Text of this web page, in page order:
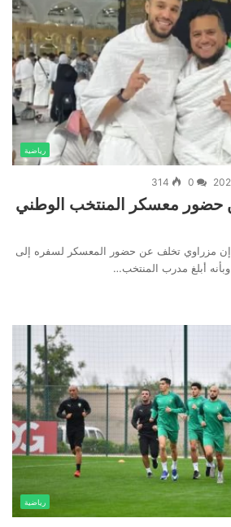
رياضية
314
حضور معسكر المنتخب الوطني
إن مزراوي تخلف عن حضور المعسكر لسفره إلى
أبلغ مدرب المنتخب…
رياضية